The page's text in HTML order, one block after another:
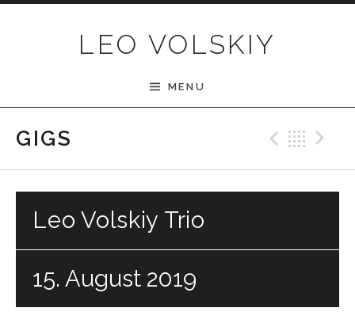
LEO VOLSKIY
MENU
GIGS
Leo Volskiy Trio
15. August 2019